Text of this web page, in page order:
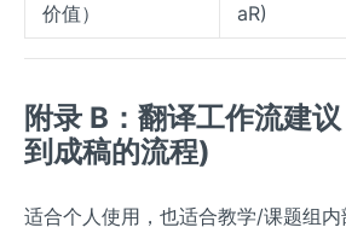
价值）
aR)
附录 B：翻译工作流建
到成稿的流程)
适合个人使用，也适合教学/课题组内